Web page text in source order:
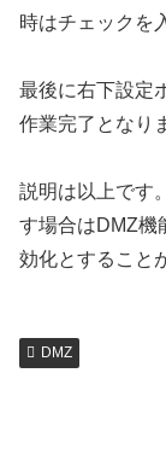
時はチェックを
最後に右下設定
作業完了となり
説明は以上です
す場合はDMZ機
効化とすること
DMZ